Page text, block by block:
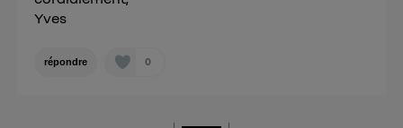
Yves
répondre 0